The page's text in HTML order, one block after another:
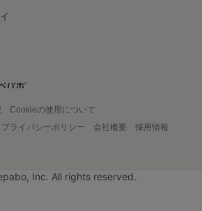
Cookieの使用について
プライバシーポリシー 会社概要
採用情報
Inc. All rights reserved.